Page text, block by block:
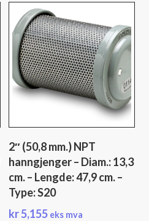
2″ (50,8 mm.) NPT
hanngjenger – Diam.: 13,3
cm. – Lengde: 47,9 cm. –
Type: S20
kr5,155 eks mva